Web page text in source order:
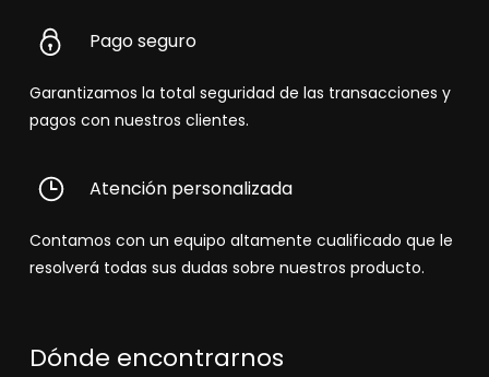
Pago seguro
Garantizamos la total seguridad de las transacciones y
pagos con nuestros clientes.
Atención personalizada
Contamos con un equipo altamente cualificado que le
resolverá todas sus dudas sobre nuestros producto.
Dónde encontrarnos